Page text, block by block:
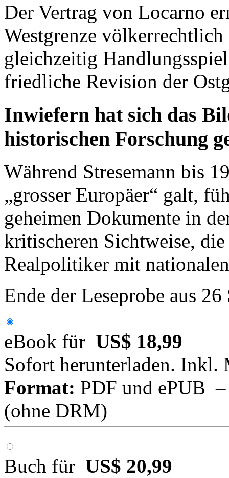
Der Vertrag von Locarno
Westgrenze
gleichzeitig
friedliche Revision der
Inwiefern hat sich das
historischen Forschung
Während Stresemann bis
„grosser Europäer“ galt,
geheimen Dokumente in
kritischeren Sichtweise,
Realpolitiker mit
Ende der Leseprobe aus
eBook für US$ 18,99
Sofort herunterladen. Inkl.
Format: PDF und ePUB
(ohne DRM)
Buch für US$ 20,99